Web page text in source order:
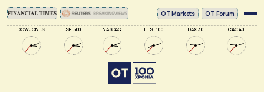
DOW JONES SP 500 NASDAQ FTSE 100 DAX 30 CAC 40
ΟΤ Markets OT Forum